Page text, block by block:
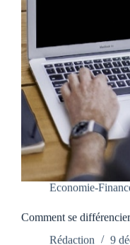
Economie-
Comment se
Rédaction
9